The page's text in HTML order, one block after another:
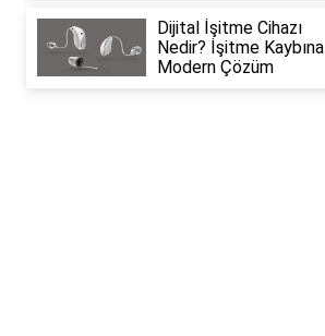
Dijital İşitme Cihazı
Nedir? İşitme Kaybına
Modern Çözüm